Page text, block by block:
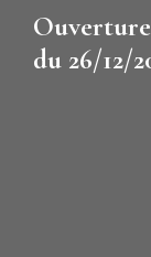
du 26/12/